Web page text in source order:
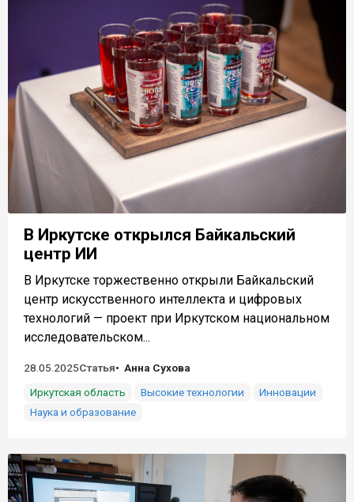
В Иркутске открылся Байкальский
центр ИИ
В Иркутске торжественно открыли Байкальский
центр искусственного интеллекта и цифровых
технологий — проект при Иркутском национальном
исследовательском...
28.05.2025Статья
Анна Сухова
Иркутская область
Высокие технологии
Инновации
Наука и образование